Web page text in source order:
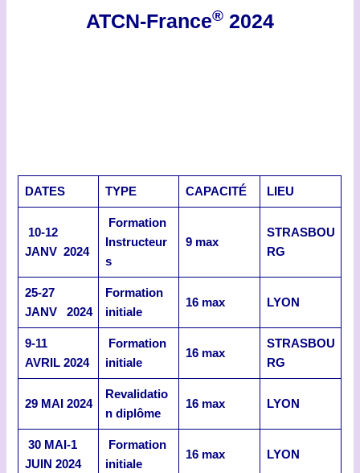
ATCN-France® 2024
DATES TYPE CAPACITÉ LIEU
10-12
JANV 2024
Formation
Instructeur
s
9 max
STRASBOU
RG
25-27
JANV 2024
Formation
initiale
16 max LYON
9-11
AVRIL 2024
Formation
initiale
16 max
STRASBOU
RG
29 MAI 2024
Revalidatio
n diplôme
16 max LYON
30 MAI-1
JUIN 2024
Formation
initiale
16 max LYON